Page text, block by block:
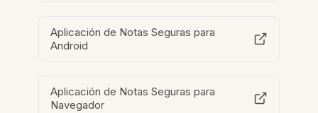
Aplicación de Notas Seguras para
Android
Aplicación de Notas Seguras para
Navegador